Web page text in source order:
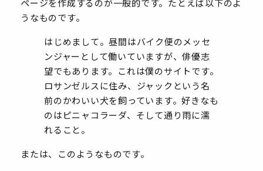
ページを作成するのが一般的です。たとえば以下のよ
うなものです。
はじめまして。昼間はバイク便のメッセ
ンジャーとして働いていますが、俳優志
望でもあります。これは僕のサイトです。
ロサンゼルスに住み、ジャックという名
前のかわいい犬を飼っています。好きなも
のはピニャコラーダ、そして通り雨に濡
れること。
または、このようなものです。